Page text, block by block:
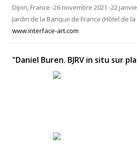
Dijon, France -26 novembre 2021 -22
Jardin de la Banque de France (Hôtel de
www.interface-art.com
"Daniel Buren. BJRV in situ sur